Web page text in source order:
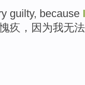
guilty, because
疚 ， 因为我无法